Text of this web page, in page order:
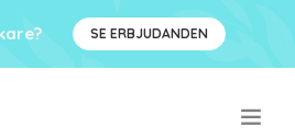
SE ERBJUDANDEN